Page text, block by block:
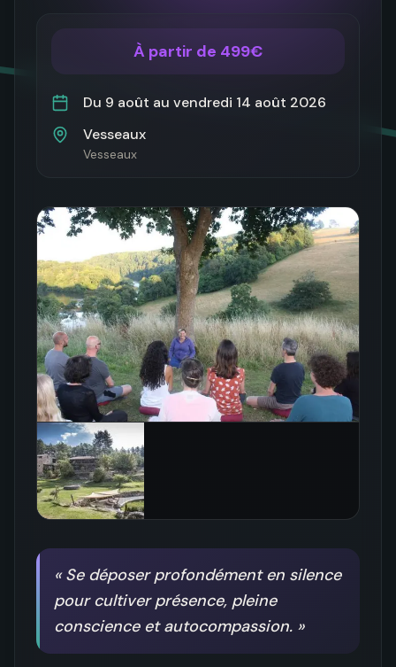
À partir de 499€
Du 9 août au vendredi 14 août 2026
Vesseaux
Vesseaux
«Se déposer profondément en silence
pour cultiver présence, pleine
conscience et autocompassion. »